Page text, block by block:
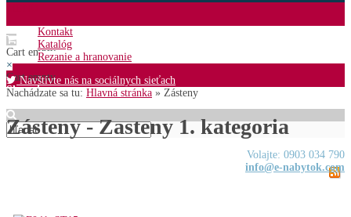
Cart empty
×
Cart empty
Shopping cart
Volajte: 0903 034 790
info@e-nabytok.com
Kontakt
Katalóg
Rezanie a hranovanie
Navštívte nás na sociálnych sieťach
Nachádzate sa tu: Hlavná stránka » Zásteny
Zásteny - Zasteny 1. kategoria